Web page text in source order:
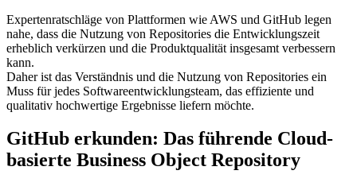
Expertenratschläge von Plattformen wie AWS und GitHub legen
nahe, dass die Nutzung von Repositories die Entwicklungszeit
erheblich verkürzen und die Produktqualität insgesamt verbessern
kann.
Daher ist das Verständnis und die Nutzung von Repositories ein
Muss für jedes Softwareentwicklungsteam, das effiziente und
qualitativ hochwertige Ergebnisse liefern möchte.
GitHub erkunden: Das führende Cloud-
basierte Business Object Repository